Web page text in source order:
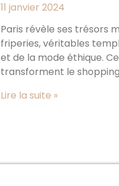
11 janvier 2024
Paris révèle ses trésors
friperies, véritables
et de la mode éthique.
transforment le shopping
Lire la suite »